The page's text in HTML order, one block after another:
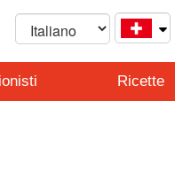
Ricette